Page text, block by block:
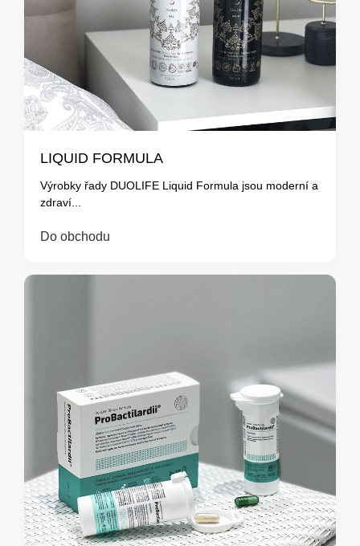
LIQUID FORMULA
Výrobky řady DUOLIFE Liquid Formula jsou moderní a
zdraví...
Do obchodu